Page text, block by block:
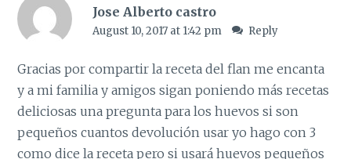
Jose Alberto castro
August 10, 2017 at 1:42 pm Reply
Gracias por compartir la receta del flan me encanta
y a mi familia y amigos sigan poniendo más recetas
deliciosas una pregunta para los huevos si son
pequeños cuantos devolución usar yo hago con 3
como dice la receta pero si usará huevos pequeños